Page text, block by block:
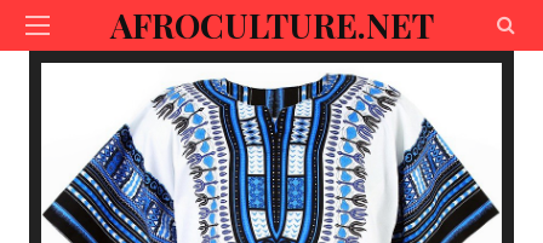
AFROCULTURE.NET